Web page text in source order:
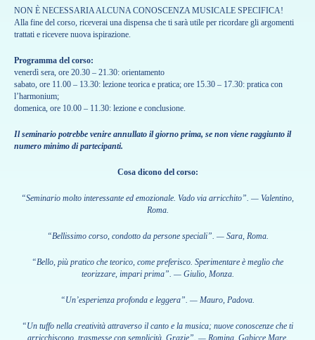
NON È NECESSARIA ALCUNA CONOSCENZA MUSICALE SPECIFICA!
Alla fine del corso, riceverai una dispensa che ti sarà utile per ricordare gli argomenti
trattati e ricevere nuova ispirazione.
Programma del corso:
venerdì sera, ore 20.30 – 21.30: orientamento
sabato, ore 11.00 – 13.30: lezione teorica e pratica; ore 15.30 – 17.30: pratica con
l’harmonium;
domenica, ore 10.00 – 11.30: lezione e conclusione.
Il seminario potrebbe venire annullato il giorno prima, se non viene raggiunto il
numero minimo di partecipanti.
Cosa dicono del corso:
“Seminario molto interessante ed emozionale. Vado via arricchito”. — Valentino,
Roma.
“Bellissimo corso, condotto da persone speciali”. — Sara, Roma.
“Bello, più pratico che teorico, come preferisco. Sperimentare è meglio che
teorizzare, impari prima”. — Giulio, Monza.
“Un’esperienza profonda e leggera”. — Mauro, Padova.
“Un tuffo nella creatività attraverso il canto e la musica; nuove conoscenze che ti
arricchiscono, trasmesse con semplicità. Grazie”. — Romina, Gabicce Mare.